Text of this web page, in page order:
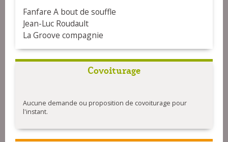
Fanfare A bout de souffle
Jean-Luc Roudault
La Groove compagnie
Covoiturage
Aucune demande ou proposition de covoiturage pour
l'instant.